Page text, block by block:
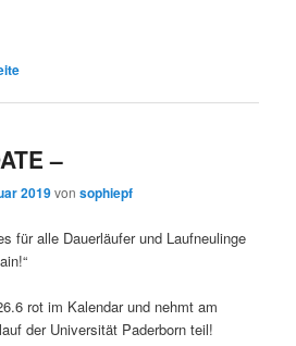
–
2019vonsophiepf
für alle Dauerläufer und Laufneulinge
rot im Kalendar und nehmt am
der Universität Paderborn teil!